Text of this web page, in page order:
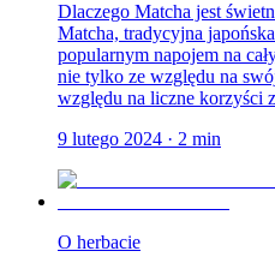
Dlaczego Matcha jest
Matcha, tradycyjna
popularnym napojem na
nie tylko ze względu na
względu na liczne korzyści
9 lutego 2024 · 2 min
O herbacie